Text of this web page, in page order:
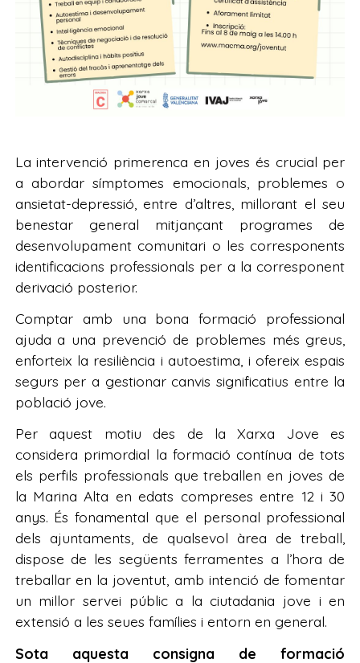
La intervenció primerenca en joves és crucial per
a abordar símptomes emocionals, problemes o
ansietat-depressió, entre d’altres, millorant el seu
benestar general mitjançant programes de
desenvolupament comunitari o les corresponents
identificacions professionals per a la corresponent
derivació posterior.
Comptar amb una bona formació professional
ajuda a una prevenció de problemes més greus,
enforteix la resiliència i autoestima, i ofereix espais
segurs per a gestionar canvis significatius entre la
població jove.
Per aquest motiu des de la Xarxa Jove es
considera primordial la formació contínua de tots
els perfils professionals que treballen en joves de
la Marina Alta en edats compreses entre 12 i 30
anys. És fonamental que el personal professional
dels ajuntaments, de qualsevol àrea de treball,
dispose de les següents ferramentes a l’hora de
treballar en la joventut, amb intenció de fomentar
un millor servei públic a la ciutadania jove i en
extensió a les seues famílies i entorn en general.
Sota aquesta consigna de formació